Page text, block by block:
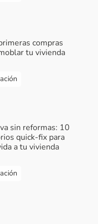
compras
tu vivienda
sin reformas: 10
quick-fix para
a tu vivienda